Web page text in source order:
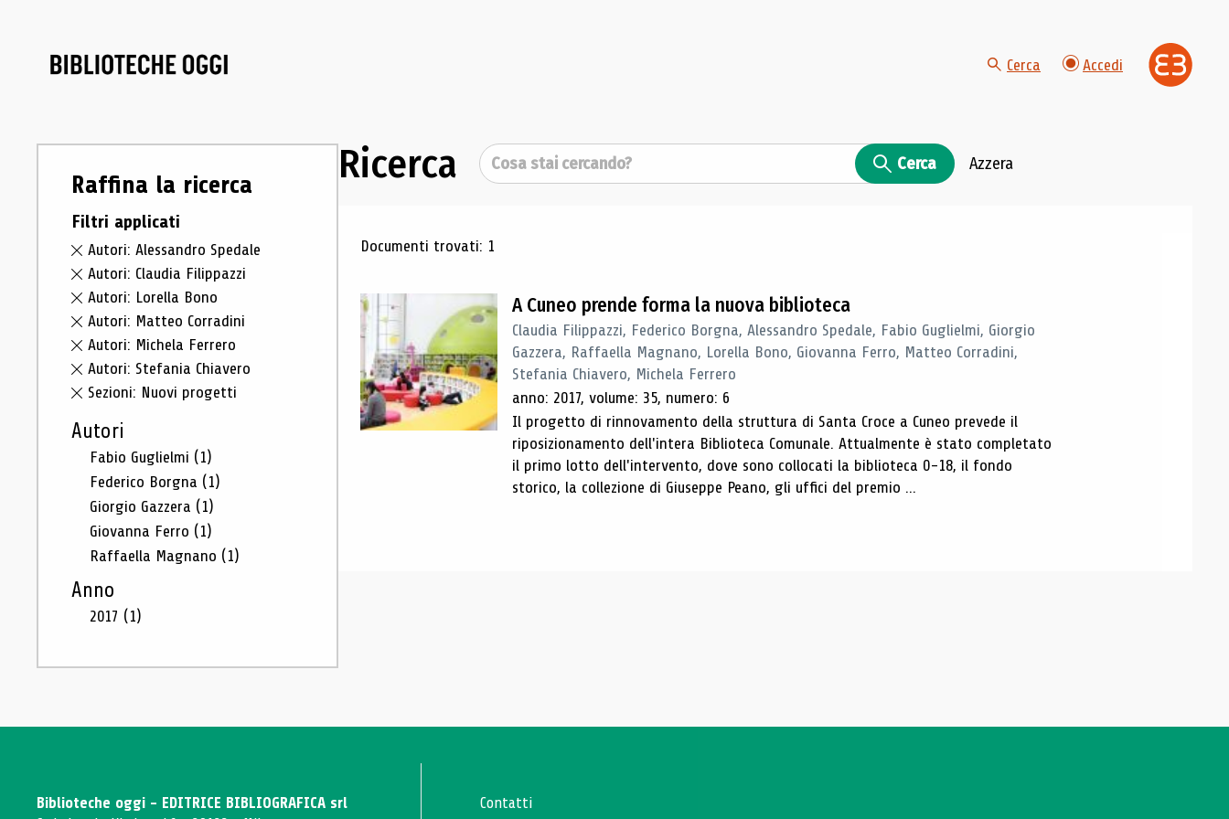
Cerca Accedi
Raffina la ricerca
Filtri applicati
Autori: Alessandro Spedale
Autori: Claudia Filippazzi
Autori: Lorella Bono
Autori: Matteo Corradini
Autori: Michela Ferrero
Autori: Stefania Chiavero
Sezioni: Nuovi progetti
Autori
Fabio Guglielmi (1)
Federico Borgna (1)
Giorgio Gazzera (1)
Giovanna Ferro (1)
Raffaella Magnano (1)
Anno
2017 (1)
Ricerca Cerca Cerca Azzera
Risultati di ricerca
Documenti trovati: 1
A Cuneo prende forma la nuova biblioteca
Claudia Filippazzi, Federico Borgna, Alessandro Spedale, Fabio Guglielmi, Giorgio
Gazzera, Raffaella Magnano, Lorella Bono, Giovanna Ferro, Matteo Corradini,
Stefania Chiavero, Michela Ferrero
anno: 2017, volume: 35, numero: 6
Il progetto di rinnovamento della struttura di Santa Croce a Cuneo prevede il
riposizionamento dell'intera Biblioteca Comunale. Attualmente è stato completato
il primo lotto dell'intervento, dove sono collocati la biblioteca 0-18, il fondo
storico, la collezione di Giuseppe Peano, gli uffici del premio ...
Biblioteche oggi - EDITRICE BIBLIOGRAFICA srl
Contatti